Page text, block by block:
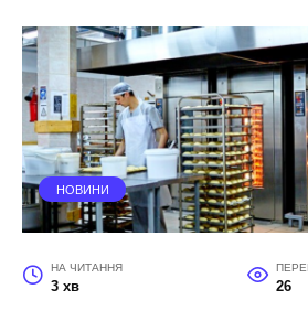
НОВИНИ
НА ЧИТАННЯ
3 хв 26